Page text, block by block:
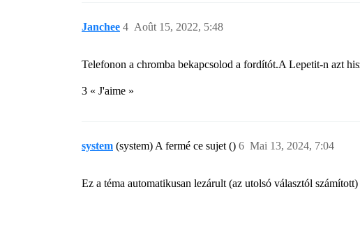
Janchee Août 15, 2022, 5:48
4
Telefonon a chromba bekapcsolod a fordítót.A Lepetit-n azt
3 « J'aime »
system (system) A fermé ce sujet () Mai 13, 2024, 7:04
6
Ez a téma automatikusan lezárult (az utolsó választól